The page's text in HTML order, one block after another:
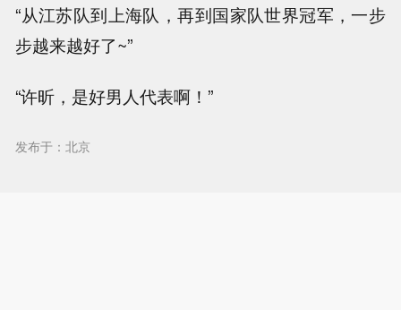
“从江苏队到上海队，再到国家队世界冠军，一步
步越来越好了~”
“许昕，是好男人代表啊！”
发布于：北京